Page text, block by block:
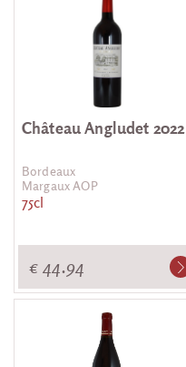
Château Angludet 2022
Bordeaux
Margaux AOP
75cl
€ 44.94